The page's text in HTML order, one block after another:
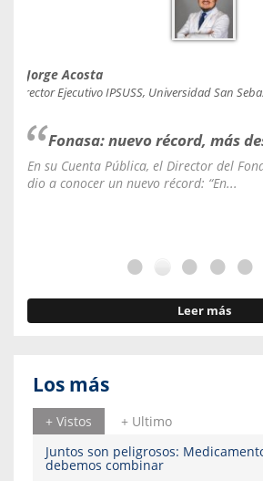
Jorge Acosta
Director Ejecutivo IPSUSS, Universidad San
Fonasa: nuevo récord, más
En su Cuenta Pública, el Director del
dio a conocer un nuevo récord: “En...
Leer más
Los más
+ Vistos
+ Ultimo
Juntos son peligrosos:
debemos combinar